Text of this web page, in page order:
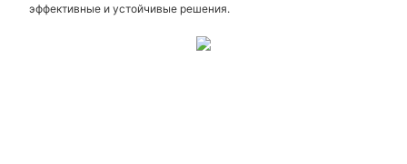
эффективные и устойчивые решения.